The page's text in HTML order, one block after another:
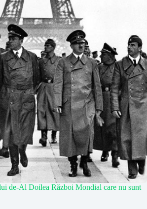
de-Al Doilea Război Mondial care nu sunt